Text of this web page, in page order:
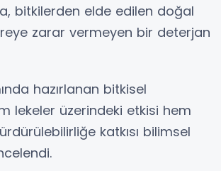
bitkilerden elde edilen doğal
zarar vermeyen bir deterjan
hazırlanan bitkisel
lekeler üzerindeki etkisi hem
katkısı bilimsel